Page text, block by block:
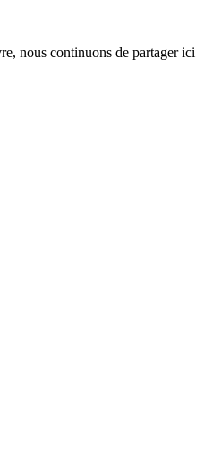
nous continuons de partager ici